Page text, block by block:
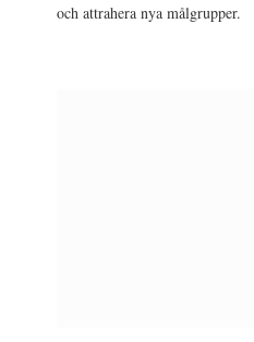
och attrahera nya målgrupper.